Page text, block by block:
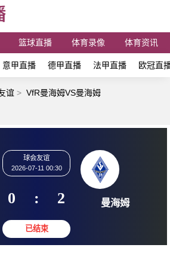
篮球直播 体育录像 体育资讯
意甲直播 德甲直播 法甲直播 欧冠直
谊 > VfR曼海姆VS曼海姆
球会友谊
2026-07-11 00:30
0 : 2 曼